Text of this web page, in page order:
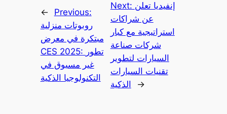
←
Previous:
روبوتات منزلية
مبتكرة في معرض
CES 2025: تطور
غير مسبوق في
التكنولوجيا الذكية
Next: إنفيديا تعلن
عن شراكات
استراتيجية مع كبار
شركات صناعة
السيارات لتطوير
تقنيات السيارات
الذكية
→